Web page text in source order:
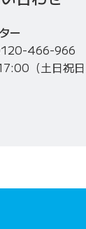
ー
466-966
（土日祝日